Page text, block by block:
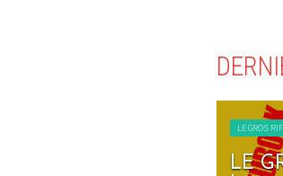
LE GROS RIFFIFI –